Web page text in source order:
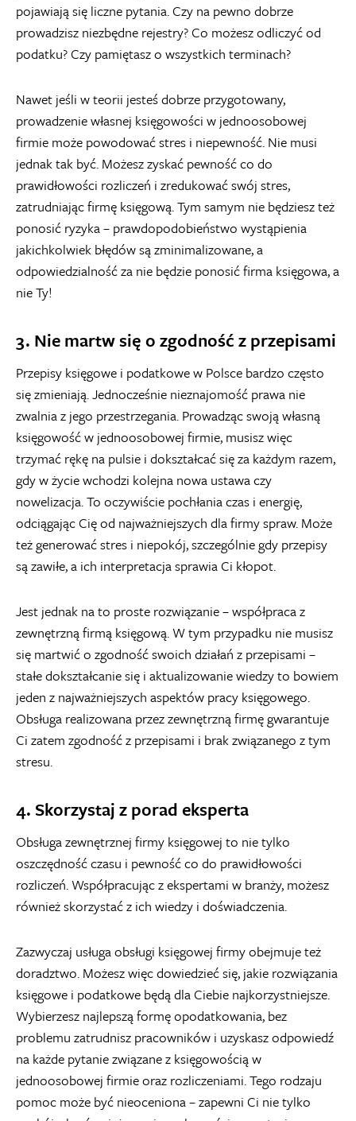
pojawiają się liczne pytania. Czy na pewno dobrze
prowadzisz niezbędne rejestry? Co możesz odliczyć od
podatku? Czy pamiętasz o wszystkich terminach?
Nawet jeśli w teorii jesteś dobrze przygotowany,
prowadzenie własnej księgowości w jednoosobowej
firmie może powodować stres i niepewność. Nie musi
jednak tak być. Możesz zyskać pewność co do
prawidłowości rozliczeń i zredukować swój stres,
zatrudniając firmę księgową. Tym samym nie będziesz też
ponosić ryzyka – prawdopodobieństwo wystąpienia
jakichkolwiek błędów są zminimalizowane, a
odpowiedzialność za nie będzie ponosić firma księgowa, a
nie Ty!
3. Nie martw się o zgodność z przepisami
Przepisy księgowe i podatkowe w Polsce bardzo często
się zmieniają. Jednocześnie nieznajomość prawa nie
zwalnia z jego przestrzegania. Prowadząc swoją własną
księgowość w jednoosobowej firmie, musisz więc
trzymać rękę na pulsie i dokształcać się za każdym razem,
gdy w życie wchodzi kolejna nowa ustawa czy
nowelizacja. To oczywiście pochłania czas i energię,
odciągając Cię od najważniejszych dla firmy spraw. Może
też generować stres i niepokój, szczególnie gdy przepisy
są zawiłe, a ich interpretacja sprawia Ci kłopot.
Jest jednak na to proste rozwiązanie – współpraca z
zewnętrzną firmą księgową. W tym przypadku nie musisz
się martwić o zgodność swoich działań z przepisami –
stałe dokształcanie się i aktualizowanie wiedzy to bowiem
jeden z najważniejszych aspektów pracy księgowego.
Obsługa realizowana przez zewnętrzną firmę gwarantuje
Ci zatem zgodność z przepisami i brak związanego z tym
stresu.
4. Skorzystaj z porad eksperta
Obsługa zewnętrznej firmy księgowej to nie tylko
oszczędność czasu i pewność co do prawidłowości
rozliczeń. Współpracując z ekspertami w branży, możesz
również skorzystać z ich wiedzy i doświadczenia.
Zazwyczaj usługa obsługi księgowej firmy obejmuje też
doradztwo. Możesz więc dowiedzieć się, jakie rozwiązania
księgowe i podatkowe będą dla Ciebie najkorzystniejsze.
Wybierzesz najlepszą formę opodatkowania, bez
problemu zatrudnisz pracowników i uzyskasz odpowiedź
na każde pytanie związane z księgowością w
jednoosobowej firmie oraz rozliczeniami. Tego rodzaju
pomoc może być nieoceniona – zapewni Ci nie tylko